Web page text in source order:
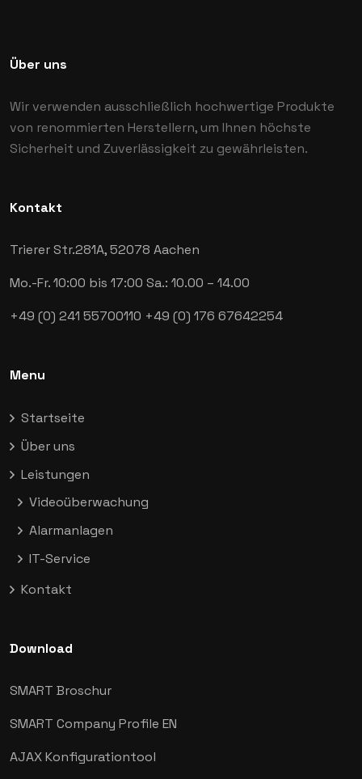
Über uns
Wir verwenden ausschließlich hochwertige Produkte
von renommierten Herstellern, um Ihnen höchste
Sicherheit und Zuverlässigkeit zu gewährleisten.
Kontakt
Trierer Str.281A,52078 Aachen
Mo.-Fr. 10:00 bis 17:00 Sa.: 10.00 – 14.00
+49 (0) 241 55700110 +49 (0) 176 67642254
Menu
Startseite
Über uns
Leistungen
Videoüberwachung
Alarmanlagen
IT-Service
Kontakt
Download
SMART Broschur
SMART Company Profile EN
AJAXKonfigurationtool